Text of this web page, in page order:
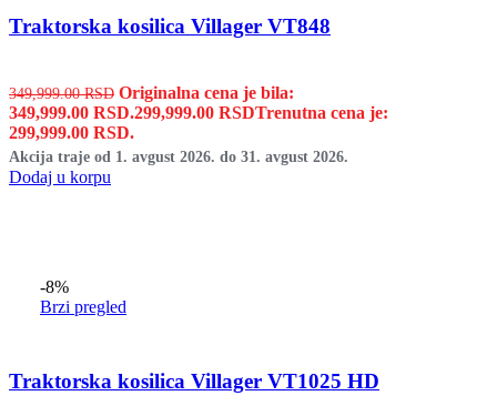
Traktorska kosilica Villager VT848
349,999.00RSD Originalna cena je bila:
349,999.00 RSD.299,999.00 RSDTrenutna cena je:
299,999.00 RSD.
Akcija traje od 1. avgust 2026. do 31. avgust 2026.
Dodaj u korpu
-8%
Brzi pregled
Traktorska kosilica Villager VT1025 HD